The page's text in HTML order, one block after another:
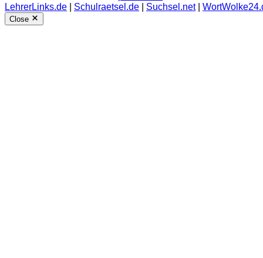
LehrerLinks.de
Schulraetsel.de Suchsel.net|
Close